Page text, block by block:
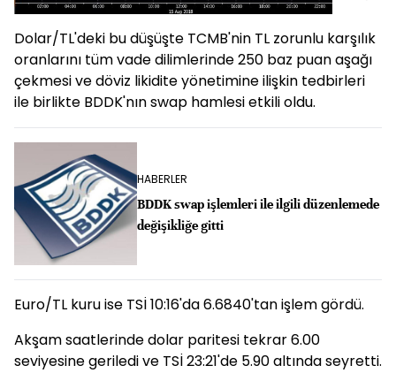
Dolar/TL'deki bu düşüşte TCMB'nin TL zorunlu karşılık
oranlarını tüm vade dilimlerinde 250 baz puan aşağı
çekmesi ve döviz likidite yönetimine ilişkin tedbirleri
ile birlikte BDDK'nın swap hamlesi etkili oldu.
HABERLER
BDDK swap işlemleri ile ilgili düzenlemede
değişikliğe gitti
Euro/TL kuru ise TSİ 10:16'da 6.6840'tan işlem gördü.
Akşam saatlerinde dolar paritesi tekrar 6.00
seviyesine geriledi ve TSİ 23:21'de 5.90 altında seyretti.